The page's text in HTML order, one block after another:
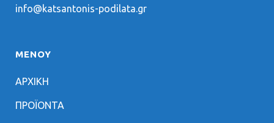
info@katsantonis-podilata.gr
ΜΕΝΟΥ
ΑΡΧΙΚΗ
ΠΡΟΪΟΝΤΑ